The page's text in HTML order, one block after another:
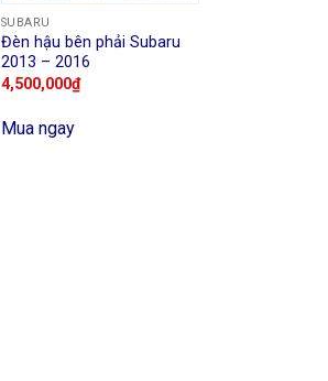
SUBARU
Đèn hậu bên phải Subaru
2013 – 2016
4,500,000₫
Mua ngay